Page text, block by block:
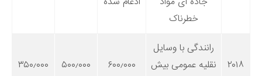
خطرناک
۲۰۱۸
رانندگی با وسایل
نقلیه عمومی بیش
۶۰۰٫۰۰۰ ۵۰۰٫۰۰۰ ۳۵۰٫۰۰۰